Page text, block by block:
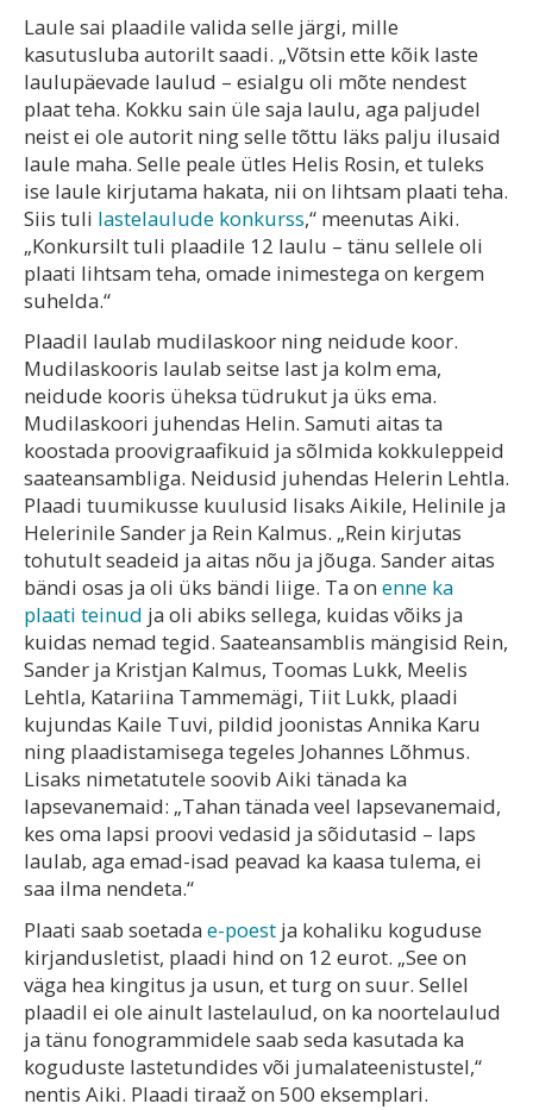
Laule sai plaadile valida selle järgi, mille
kasutusluba autorilt saadi. „Võtsin ette kõik laste
laulupäevade laulud – esialgu oli mõte nendest
plaat teha. Kokku sain üle saja laulu, aga paljudel
neist ei ole autorit ning selle tõttu läks palju ilusaid
laule maha. Selle peale ütles Helis Rosin, et tuleks
ise laule kirjutama hakata, nii on lihtsam plaati teha.
Siis tuli lastelaulude konkurss,“ meenutas Aiki.
„Konkursilt tuli plaadile 12 laulu – tänu sellele oli
plaati lihtsam teha, omade inimestega on kergem
suhelda.“
Plaadil laulab mudilaskoor ning neidude koor.
Mudilaskooris laulab seitse last ja kolm ema,
neidude kooris üheksa tüdrukut ja üks ema.
Mudilaskoori juhendas Helin. Samuti aitas ta
koostada proovigraafikuid ja sõlmida kokkuleppeid
saateansambliga. Neidusid juhendas Helerin Lehtla.
Plaadi tuumikusse kuulusid lisaks Aikile, Helinile ja
Helerinile Sander ja Rein Kalmus. „Rein kirjutas
tohutult seadeid ja aitas nõu ja jõuga. Sander aitas
bändi osas ja oli üks bändi liige. Ta on enne ka
plaati teinud ja oli abiks sellega, kuidas võiks ja
kuidas nemad tegid. Saateansamblis mängisid Rein,
Sander ja Kristjan Kalmus, Toomas Lukk, Meelis
Lehtla, Katariina Tammemägi, Tiit Lukk, plaadi
kujundas Kaile Tuvi, pildid joonistas Annika Karu
ning plaadistamisega tegeles Johannes Lõhmus.
Lisaks nimetatutele soovib Aiki tänada ka
lapsevanemaid: „Tahan tänada veel lapsevanemaid,
kes oma lapsi proovi vedasid ja sõidutasid – laps
laulab, aga emad-isad peavad ka kaasa tulema, ei
saa ilma nendeta.“
Plaati saab soetada e-poest ja kohaliku koguduse
kirjandusletist, plaadi hind on 12 eurot. „See on
väga hea kingitus ja usun, et turg on suur. Sellel
plaadil ei ole ainult lastelaulud, on ka noortelaulud
ja tänu fonogrammidele saab seda kasutada ka
koguduste lastetundides või jumalateenistustel,“
nentis Aiki. Plaadi tiraaž on 500 eksemplari.